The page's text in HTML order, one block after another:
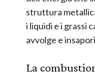
struttura
i liquidi e i grassi
avvolge e
La